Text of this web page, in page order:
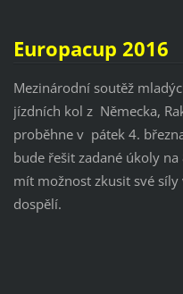
Europacup 2016
Mezinárodní soutěž
jízdních kol z Německa,
proběhne v pátek 4.
bude řešit zadané úkoly
mít možnost zkusit své
dospělí.